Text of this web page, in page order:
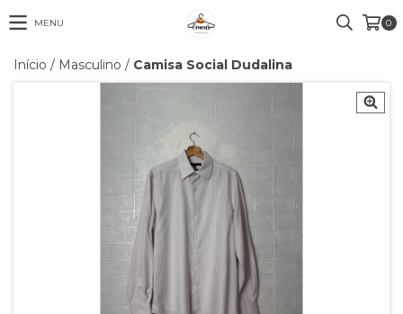
MENU 0
Início / Masculino / Camisa Social Dudalina